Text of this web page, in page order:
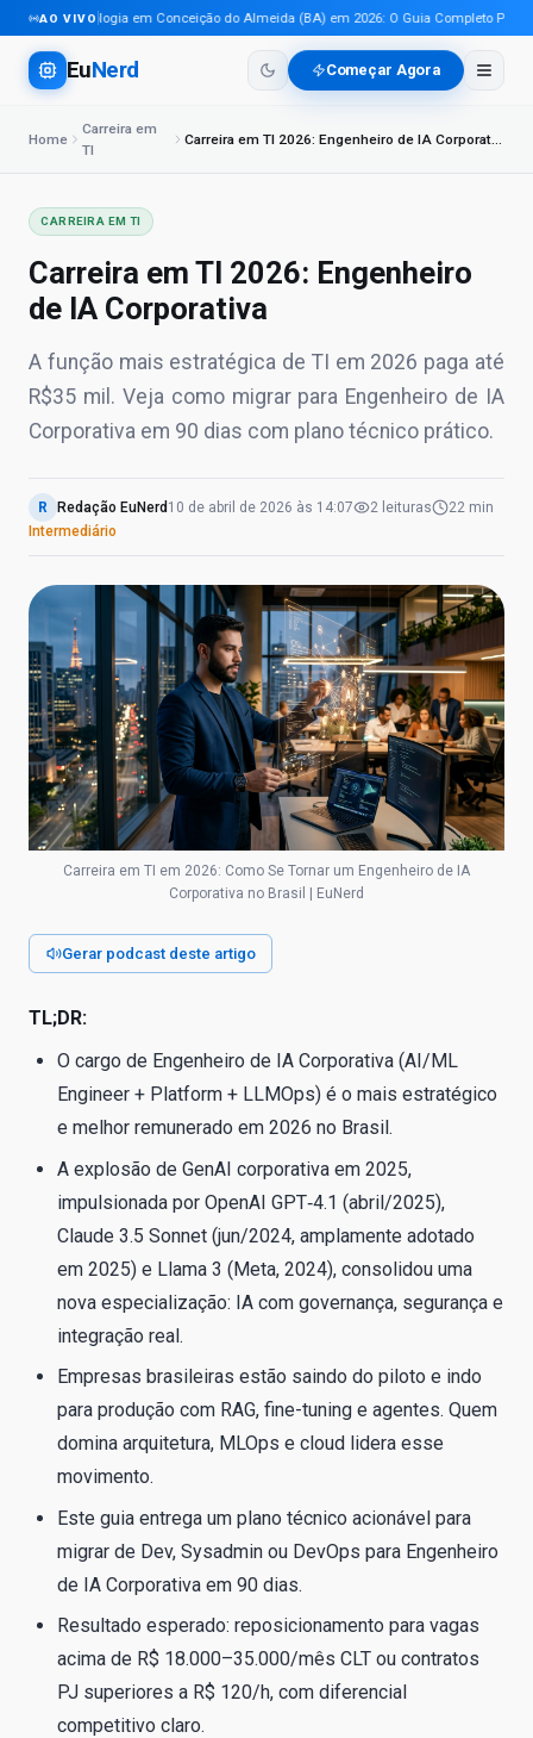
AO VIVO
Tecnologia em Conceição do Almeida (BA) em 2026: O Guia Completo Para
EuNerd Começar Agora
Home
Carreira em
TI
Carreira em TI 2026: Engenheiro de IA Corporativa
CARREIRA EM TI
Carreira em TI 2026: Engenheiro
de IA Corporativa
A função mais estratégica de TI em 2026 paga até
R$35 mil. Veja como migrar para Engenheiro de IA
Corporativa em 90 dias com plano técnico prático.
R Redação EuNerd 10 de abril de 2026 às 14:07 2 leituras
22 min
Intermediário
Carreira em TI em 2026: Como Se Tornar um Engenheiro de IA
Corporativa no Brasil | EuNerd
Gerar podcast deste artigo
TL;DR:
O cargo de Engenheiro de IA Corporativa (AI/ML
Engineer + Platform + LLMOps) é o mais estratégico
e melhor remunerado em 2026 no Brasil.
A explosão de GenAI corporativa em 2025,
impulsionada por OpenAI GPT‑4.1 (abril/2025),
Claude 3.5 Sonnet (jun/2024, amplamente adotado
em 2025) e Llama 3 (Meta, 2024), consolidou uma
nova especialização: IA com governança, segurança e
integração real.
Empresas brasileiras estão saindo do piloto e indo
para produção com RAG, fine-tuning e agentes. Quem
domina arquitetura, MLOps e cloud lidera esse
movimento.
Este guia entrega um plano técnico acionável para
migrar de Dev, Sysadmin ou DevOps para Engenheiro
de IA Corporativa em 90 dias.
Resultado esperado: reposicionamento para vagas
acima de R$ 18.000–35.000/mês CLT ou contratos
PJ superiores a R$ 120/h, com diferencial
competitivo claro.